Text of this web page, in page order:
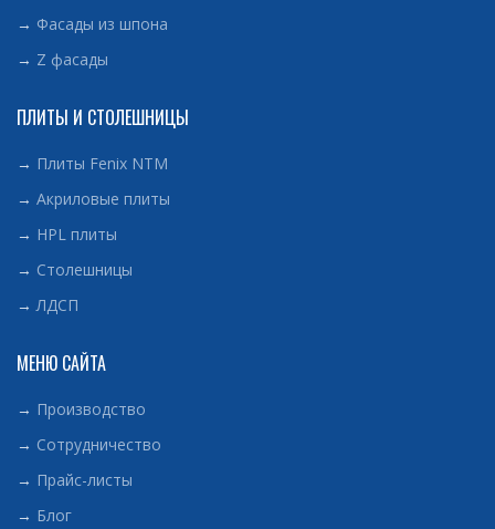
→ Фасады из шпона
→ Z фасады
ПЛИТЫ И СТОЛЕШНИЦЫ
→ Плиты Fenix NTM
→ Акриловые плиты
→ HPL плиты
→ Столешницы
→ ЛДСП
МЕНЮ САЙТА
→ Производство
→ Сотрудничество
→ Прайс-листы
→ Блог